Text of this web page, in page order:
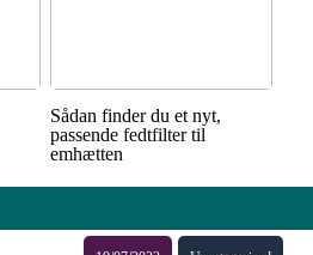
Sådan finder du et nyt,
passende fedtfilter til
emhætten